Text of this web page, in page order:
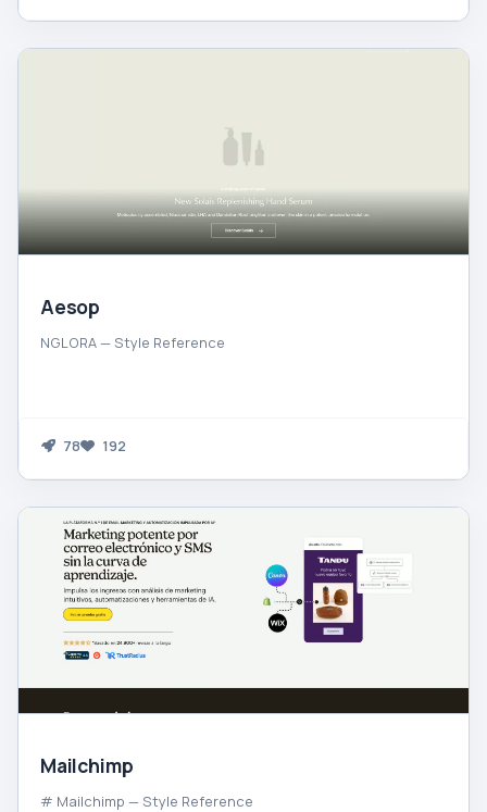
Aesop
NGLORA — Style Reference
78 192
Mailchimp
# Mailchimp — Style Reference